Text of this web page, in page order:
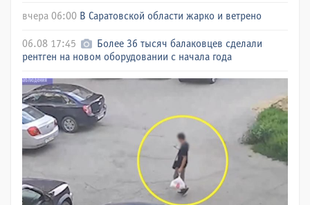
вчера 06:00 В Саратовской области жарко и ветрено
06.08 17:45
Более 36 тысяч балаковцев сделали
рентген на новом оборудовании с начала года